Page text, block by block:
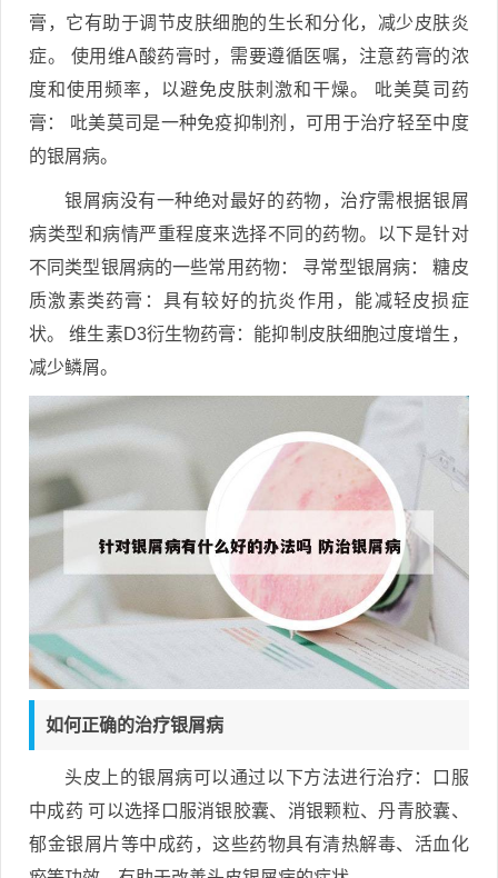
膏，它有助于调节皮肤细胞的生长和分化，减少皮肤炎
症。 使用维A酸药膏时，需要遵循医嘱，注意药膏的浓
度和使用频率，以避免皮肤刺激和干燥。 吡美莫司药
膏： 吡美莫司是一种免疫抑制剂，可用于治疗轻至中度
的银屑病。
银屑病没有一种绝对最好的药物，治疗需根据银屑
病类型和病情严重程度来选择不同的药物。以下是针对
不同类型银屑病的一些常用药物： 寻常型银屑病： 糖皮
质激素类药膏：具有较好的抗炎作用，能减轻皮损症
状。 维生素D3衍生物药膏：能抑制皮肤细胞过度增生，
减少鳞屑。
如何正确的治疗银屑病
头皮上的银屑病可以通过以下方法进行治疗：口服
中成药 可以选择口服消银胶囊、消银颗粒、丹青胶囊、
郁金银屑片等中成药，这些药物具有清热解毒、活血化